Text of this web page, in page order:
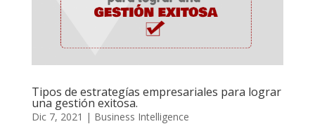
Tipos de estrategías empresariales para lograr
una gestión exitosa.
Dic 7, 2021 | Business Intelligence